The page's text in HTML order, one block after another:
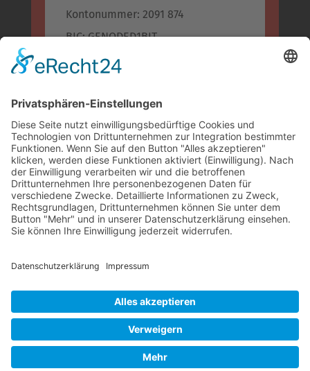
Kontonummer: 2091 874
BIC: GENODED1BIT
IBAN: DE96 5866 0101 0002 0918 74
BLZ: 586 500 30
Konto-Nr.: 955 955
BIC: MALADE51BIT
IBAN: DE74 5865 0030 0000 9559 55
COOKIE-EINSTELLUNGEN